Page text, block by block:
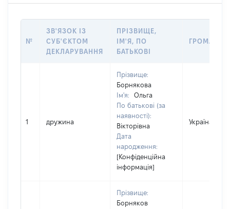
№
ЗВ'ЯЗОК ІЗ
СУБ'ЄКТОМ
ДЕКЛАРУВАННЯ
ПРІЗВИЩЕ,
ІМ'Я, ПО
БАТЬКОВІ
1 дружина
Прізвище:
Борнякова
Ім'я:
Ольга
По батькові (за
наявності):
Вікторівна
Дата
народження:
[Конфіденційна
інформація]
Україна
Прізвище:
Борняков